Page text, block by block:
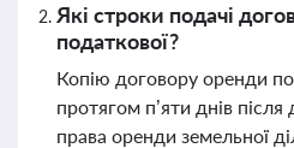
Які строки подачі
податкової?
Копію договору оренди
протягом п’яти днів після
права оренди земельної